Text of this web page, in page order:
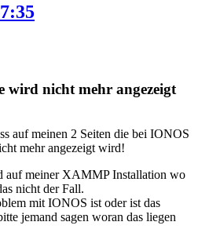
wird nicht mehr angezeigt
auf meinen 2 Seiten die bei IONOS
mehr angezeigt wird!
auf meiner XAMMP Installation wo
nicht der Fall.
mit IONOS ist oder ist das
jemand sagen woran das liegen